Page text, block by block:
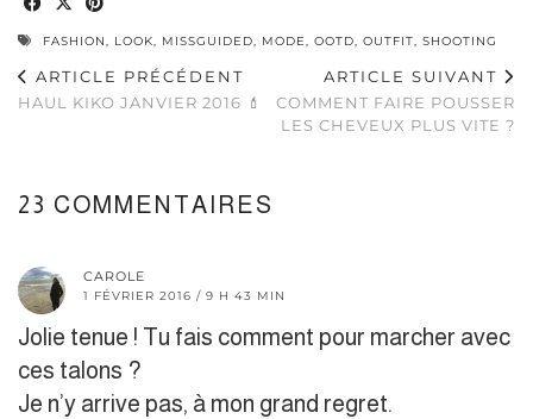
FASHION, LOOK, MISSGUIDED, MODE, OOTD, OUTFIT, SHOOTING
ARTICLE PRÉCÉDENT
HAUL KIKO JANVIER 2016 💄
ARTICLE SUIVANT
COMMENT FAIRE POUSSER
LES CHEVEUX PLUS VITE ?
23 COMMENTAIRES
CAROLE
1 FÉVRIER 2016 / 9 H 43 MIN
Jolie tenue ! Tu fais comment pour marcher avec
ces talons ?
Je n’y arrive pas, à mon grand regret.